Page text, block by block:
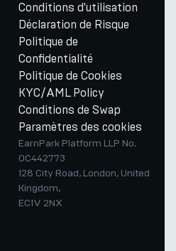
Conditions d'utilisation
Déclaration de Risque
Politique de
Confidentialité
Politique de Cookies
KYC/AML Policy
Conditions de Swap
Paramètres des cookies
EarnPark Platform LLP No.
OC442773
128 City Road, London, United
Kingdom,
EC1V 2NX